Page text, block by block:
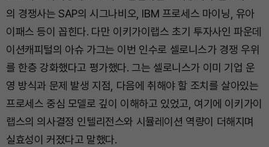
의 경쟁사는 SAP의 시그나비오, IBM 프로세스 마이닝, 유아
이패스 등이 꼽힌다. 다만 이키가이랩스 초기 투자사인 파운데
이션캐피털의 아슈 가그는 이번 인수로 셀로니스가 경쟁 우위
를 한층 강화했다고 평가했다. 그는 셀로니스가 이미 기업 운
영 방식과 문제 발생 지점, 다음에 취해야 할 조치를 살아있는
프로세스 중심 모델로 깊이 이해하고 있었고, 여기에 이키가이
랩스의 의사결정 인텔리전스와 시뮬레이션 역량이 더해지며
실효성이 커졌다고 말했다.